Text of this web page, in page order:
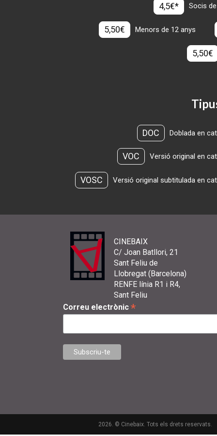
4,5€* Socis
5,50€ Menors de 12 anys
5,50€
DOC Doblada en
VOC Versió original en
VOSC Versió original subtitulada en
CINEBAIX
C/ Joan Batllori, 21
Sant Feliu de
Llobregat (Barcelona)
RENFE línia R1 i R4,
Sant Feliu
Correu electrònic *
2026. © Cinebaix. Tots els drets reservats.